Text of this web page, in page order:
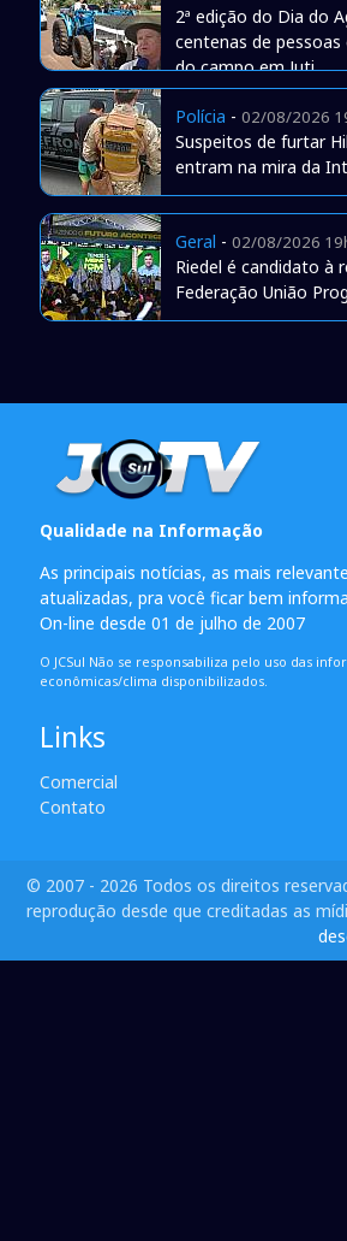
2ª edição do Dia do
centenas de
do campo em Juti
Polícia - 02/08/2026
Suspeitos de furtar
entram na mira da
Geral - 02/08/2026
Riedel é candidato à
Federação União
Qualidade na Informação
As principais notícias, as mais
atualizadas, pra você ficar bem
On-line desde 01 de julho de 2007
O JCSul Não se responsabiliza pelo uso das
econômicas/clima disponibilizados.
Links
Comercial
Contato
© 2007 - 2026 Todos os direitos
reprodução desde que creditadas as